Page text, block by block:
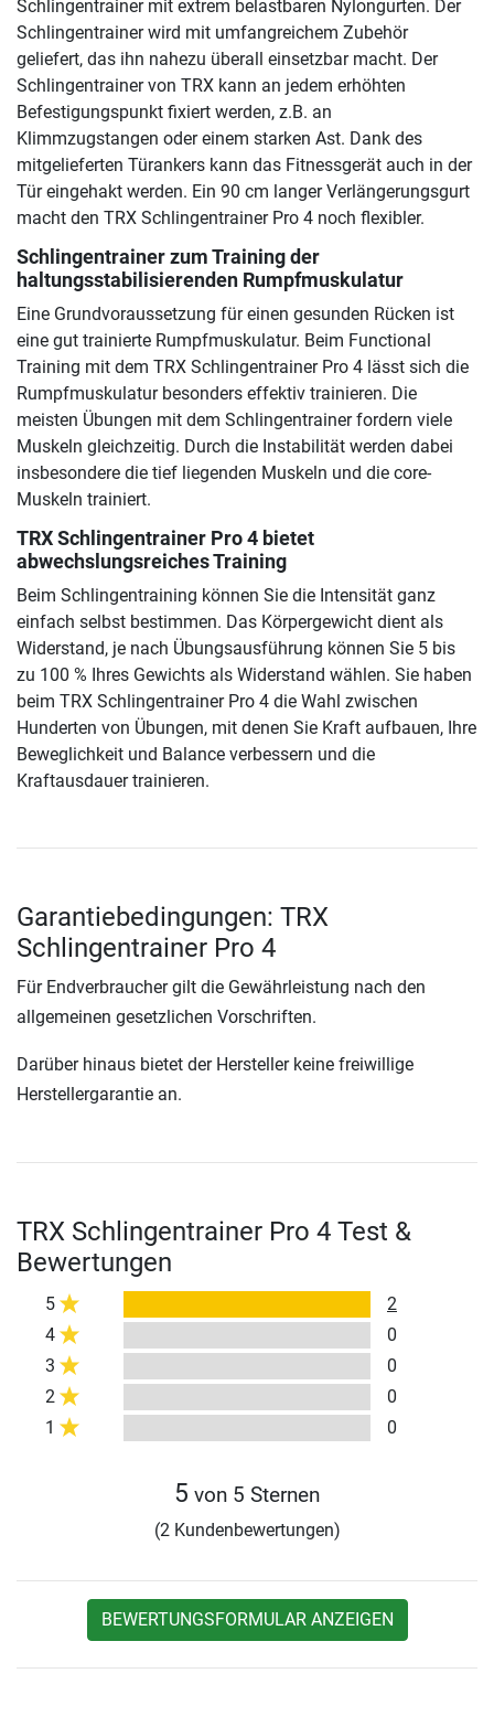
Schlingentrainer mit extrem belastbaren Nylongurten. Der
Schlingentrainer wird mit umfangreichem Zubehör
geliefert, das ihn nahezu überall einsetzbar macht. Der
Schlingentrainer von TRX kann an jedem erhöhten
Befestigungspunkt fixiert werden, z.B. an
Klimmzugstangen oder einem starken Ast. Dank des
mitgelieferten Türankers kann das Fitnessgerät auch in der
Tür eingehakt werden. Ein 90 cm langer Verlängerungsgurt
macht den TRX Schlingentrainer Pro 4 noch flexibler.
Schlingentrainer zum Training der
haltungsstabilisierenden Rumpfmuskulatur
Eine Grundvoraussetzung für einen gesunden Rücken ist
eine gut trainierte Rumpfmuskulatur. Beim Functional
Training mit dem TRX Schlingentrainer Pro 4 lässt sich die
Rumpfmuskulatur besonders effektiv trainieren. Die
meisten Übungen mit dem Schlingentrainer fordern viele
Muskeln gleichzeitig. Durch die Instabilität werden dabei
insbesondere die tief liegenden Muskeln und die core-
Muskeln trainiert.
TRX Schlingentrainer Pro 4 bietet
abwechslungsreiches Training
Beim Schlingentraining können Sie die Intensität ganz
einfach selbst bestimmen. Das Körpergewicht dient als
Widerstand, je nach Übungsausführung können Sie 5 bis
zu 100 % Ihres Gewichts als Widerstand wählen. Sie haben
beim TRX Schlingentrainer Pro 4 die Wahl zwischen
Hunderten von Übungen, mit denen Sie Kraft aufbauen, Ihre
Beweglichkeit und Balance verbessern und die
Kraftausdauer trainieren.
Garantiebedingungen: TRX
Schlingentrainer Pro 4
Für Endverbraucher gilt die Gewährleistung nach den
allgemeinen gesetzlichen Vorschriften.
Darüber hinaus bietet der Hersteller keine freiwillige
Herstellergarantie an.
TRX Schlingentrainer Pro 4 Test &
Bewertungen
5
2
4
0
3
0
2
0
1
0
5 von 5 Sternen
(2 Kundenbewertungen)
BEWERTUNGSFORMULAR ANZEIGEN